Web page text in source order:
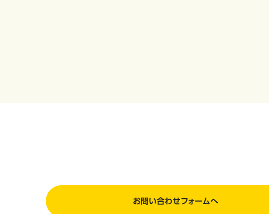
お問い合わせフォームへ